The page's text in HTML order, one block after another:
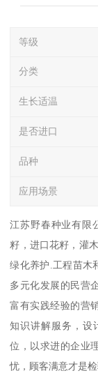
等级
分类
生长适温
是否进口
品种
应用场景
江苏野春种业有限
籽，进口花籽，灌
绿化养护.工程苗木
多元化发展的民营
富有实践经验的营
知识讲解服务，设
位，以求进的企业
忧，顾客满意才是